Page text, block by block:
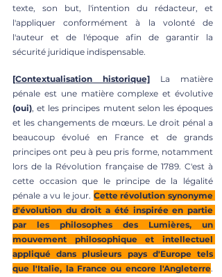
texte, son but, l'intention du rédacteur, et
l'appliquer conformément à la volonté de
l'auteur et de l'époque afin de garantir la
sécurité juridique indispensable.
[Contextualisation historique] La matière
(oui), et les principes mutent selon les époques
et les changements de mœurs. Le droit pénal a
beaucoup évolué en France et de grands
principes ont peu à peu pris forme, notamment
lors de la Révolution française de 1789. C'est à
cette occasion que le principe de la légalité
pénale a vu le jour. Cette révolution synonyme
d'évolution du droit a été inspirée en partie
par les philosophes des Lumières, un
mouvement philosophique et intellectuel
appliqué dans plusieurs pays d'Europe tels
que l'Italie, la France ou encore l'Angleterre